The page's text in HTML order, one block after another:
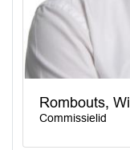
Rombouts, Wil
Commissielid